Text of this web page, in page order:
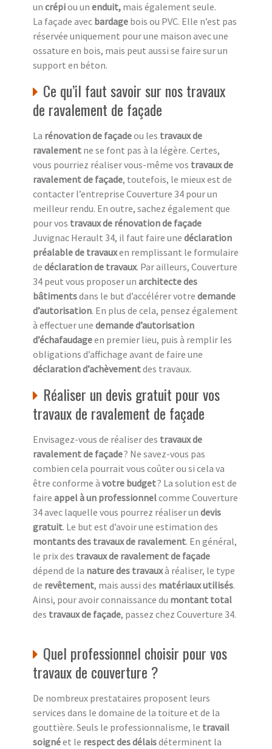
un crépiou un enduit, mais également seule.
La façade avec bardage bois ou PVC. Elle n’est pas
réservée uniquement pour une maison avec une
ossature en bois, mais peut aussi se faire sur un
support en béton.
Ce qu’il faut savoir sur nos travaux
de ravalement de façade
La rénovation de façadeou les travaux de
ravalement ne se font pas à la légère. Certes,
vous pourriez réaliser vous-même vos travaux de
ravalement de façade, toutefois, le mieux est de
contacter l’entreprise Couverture 34 pour un
meilleur rendu. En outre, sachez également que
pour vos travaux de rénovation de façade
Juvignac Herault 34, il faut faire une déclaration
préalable de travauxen remplissant le formulaire
de déclaration de travaux. Par ailleurs, Couverture
34 peut vous proposer un architecte des
bâtimentsdans le but d’accélérer votre demande
d’autorisation. En plus de cela, pensez également
à effectuer une demande d’autorisation
d’échafaudageen premier lieu, puis à remplir les
obligations d’affichage avant de faire une
déclaration d’achèvementdes travaux.
Réaliser un devis gratuit pour vos
travaux de ravalement de façade
Envisagez-vous de réaliser des travaux de
ravalement de façade? Ne savez-vous pas
combien cela pourrait vous coûter ou si cela va
être conforme à votre budget? La solution est de
faire appel à un professionnelcomme Couverture
34 avec laquelle vous pourrez réaliser un devis
gratuit. Le but est d’avoir une estimation des
montants des travaux de ravalement. En général,
le prix des travaux de ravalement de façade
dépend de la nature des travauxà réaliser, le type
de revêtement, mais aussi des matériaux utilisés.
Ainsi, pour avoir connaissance du montant total
des travaux de façade, passez chez Couverture 34.
Quel professionnel choisir pour vos
travaux de couverture ?
De nombreux prestataires proposent leurs
services dans le domaine de la toiture et de la
gouttière. Seuls le professionnalisme, le travail
soignéet le respect des délaisdéterminent la